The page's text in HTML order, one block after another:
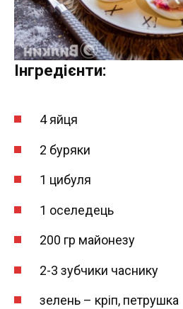
Інгредієнти:
4 яйця
2 буряки
1 цибуля
1 оселедець
200 гр майонезу
2-3 зубчики часнику
зелень – кріп, петрушка